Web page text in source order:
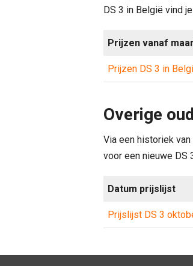
DS 3 in België vind
Prijzen vanaf
Prijzen DS 3 in
Overige
Via een historiek
voor een nieuwe DS
Datum prijslijst
Prijslijst DS 3